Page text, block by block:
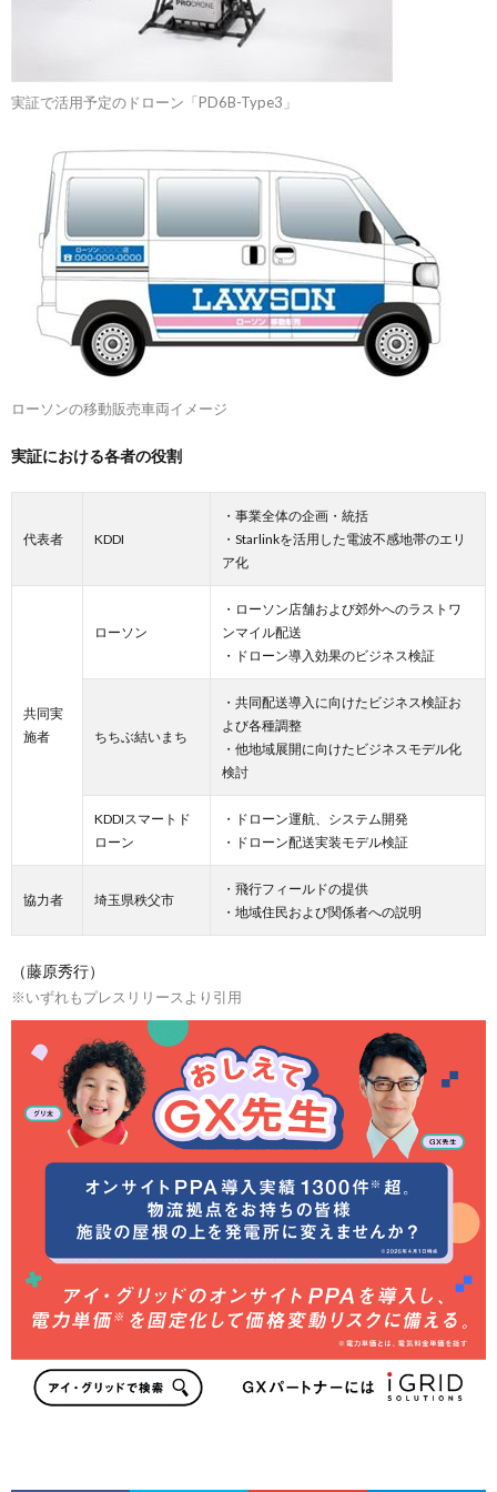
実証で活用予定のドローン「PD6B-Type3」
ローソンの移動販売車両イメージ
実証における各者の役割
代表者 KDDI
・事業全体の企画・統括
・Starlinkを活用した電波不感地帯のエリ
ア化
共同実
施者
ローソン
・ローソン店舗および郊外へのラストワ
ンマイル配送
・ドローン導入効果のビジネス検証
ちちぶ結いまち
・共同配送導入に向けたビジネス検証お
よび各種調整
・他地域展開に向けたビジネスモデル化
検討
KDDIスマートド
ローン
・ドローン運航、システム開発
・ドローン配送実装モデル検証
協力者 埼玉県秩父市
・飛行フィールドの提供
・地域住民および関係者への説明
（藤原秀行）
※いずれもプレスリリースより引用